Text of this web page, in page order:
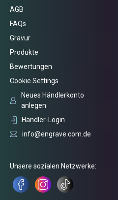
AGB
FAQs
Gravur
Produkte
Bewertungen
Cookie Settings
Neues Händlerkonto
anlegen
Händler-Login
info@engrave.com.de
Unsere sozialen Netzwerke: